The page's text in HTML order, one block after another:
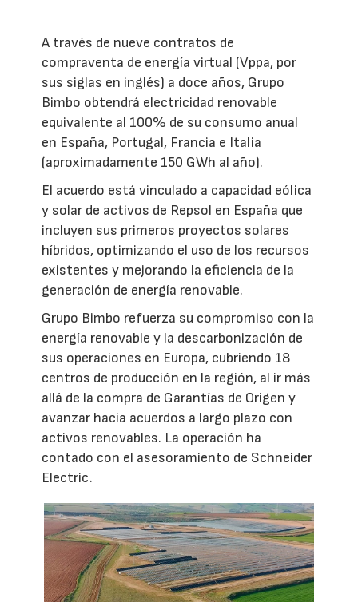
A través de nueve contratos de
compraventa de energía virtual (Vppa, por
sus siglas en inglés) a doce años, Grupo
Bimbo obtendrá electricidad renovable
equivalente al 100% de su consumo anual
en España, Portugal, Francia e Italia
(aproximadamente 150 GWh al año).
El acuerdo está vinculado a capacidad eólica
y solar de activos de Repsol en España que
incluyen sus primeros proyectos solares
híbridos, optimizando el uso de los recursos
existentes y mejorando la eficiencia de la
generación de energía renovable.
Grupo Bimbo refuerza su compromiso con la
energía renovable y la descarbonización de
sus operaciones en Europa, cubriendo 18
centros de producción en la región, al ir más
allá de la compra de Garantías de Origen y
avanzar hacia acuerdos a largo plazo con
activos renovables. La operación ha
contado con el asesoramiento de Schneider
Electric.